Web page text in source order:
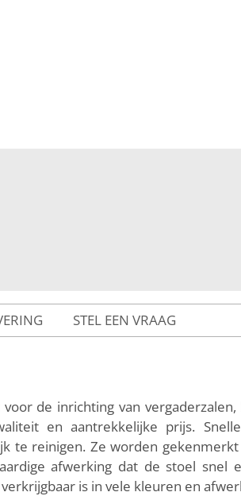
STEL EEN VRAAG
de inrichting van
en aantrekkelijke prijs.
te reinigen. Ze worden
afwerking dat de stoel snel
is in vele kleuren en